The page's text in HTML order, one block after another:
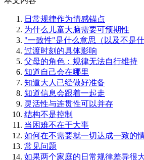
日常规律作为情感锚点
为什么儿童大脑需要可预期性
"一致性"是什么意思（以及不是什
过渡时刻的具体影响
父母的角色：规律无法自行维持
知道自己会在哪里
知道大人已经做好准备
知道信息会跟着一起走
灵活性与连贯性可以并存
结构不是控制
当困难不在于大事
如何在不需要就一切达成一致的
常见问题
如果两个家庭的日常规律差异很